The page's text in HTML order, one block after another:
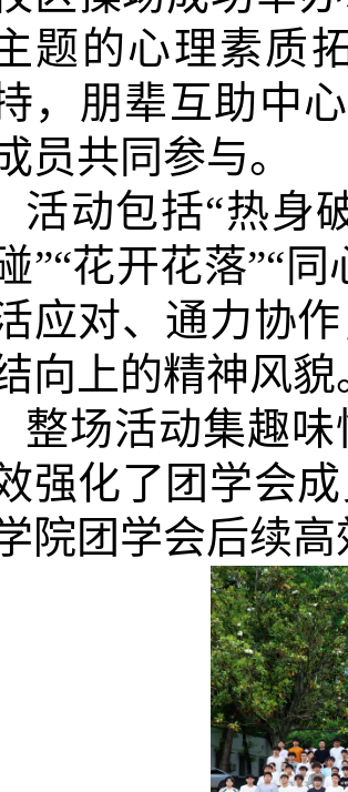
题的心理素质
，朋辈互助中
员共同参与。
活动包括“热身
”“花开花落”“同
应对、通力协
向上的精神风貌
整场活动集趣
强化了团学会
院团学会后续